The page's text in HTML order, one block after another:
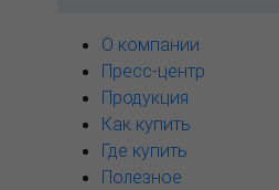
О компании
Пресс-центр
Продукция
Как купить
Где купить
Полезное